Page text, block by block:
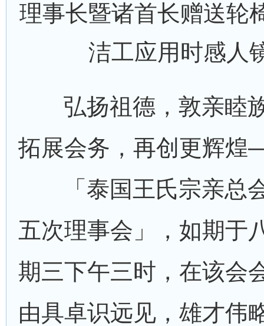
理事长暨诸首长赠送轮
洁工应用时感人
弘扬祖德，敦亲睦
拓展会务，再创更辉
「泰国王氏宗亲总
五次理事会」，如期于
期三下午三时，在该会
由具卓识远见，雄才伟